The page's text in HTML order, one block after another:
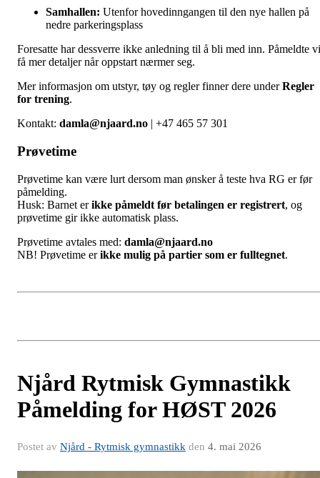
Samhallen: Utenfor hovedinngangen til den nye hallen på
nedre parkeringsplass
Foresatte har dessverre ikke anledning til å bli med inn. Påmeldte
få mer detaljer når oppstart nærmer seg.
Mer informasjon om utstyr, tøy og regler finner dere underRegler
for trening.
Kontakt: damla@njaard.no | +47 465 57 301
Prøvetime
Prøvetime kan være lurt dersom man ønsker å teste hva RG er før
påmelding.
Husk: Barnet erikke påmeldt før betalingen er registrert, og
prøvetime gir ikke automatisk plass.
Prøvetime avtales med: damla@njaard.no
NB! Prøvetime erikke mulig på partier som er fulltegnet.
Njård Rytmisk Gymnastikk
Påmelding for HØST 2026
Postet av Njård - Rytmisk gymnastikk den 4. mai 2026